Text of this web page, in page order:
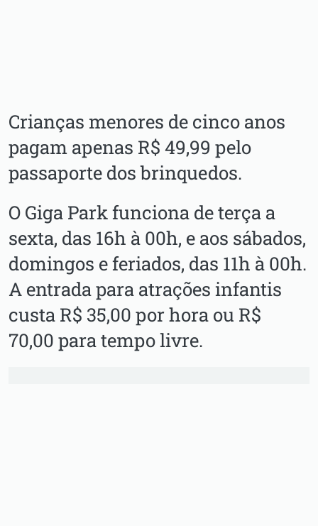
Crianças menores de cinco anos
pagam apenas R$ 49,99 pelo
passaporte dos brinquedos.
O Giga Park funciona de terça a
sexta, das 16h à 00h, e aos sábados,
domingos e feriados, das 11h à 00h.
A entrada para atrações infantis
custa R$ 35,00 por hora ou R$
70,00 para tempo livre.